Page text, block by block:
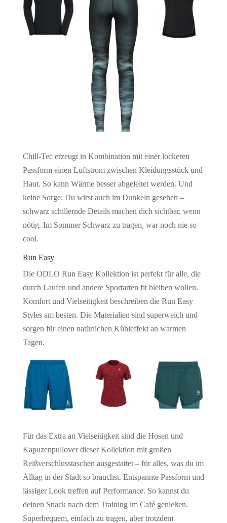
Chill-Tec erzeugt in Kombination mit einer lockeren
Passform einen Luftstrom zwischen Kleidungsstück und
Haut. So kann Wärme besser abgeleitet werden. Und
keine Sorge: Du wirst auch im Dunkeln gesehen –
schwarz schillernde Details machen dich sichtbar, wenn
nötig. Im Sommer Schwarz zu tragen, war noch nie so
cool.
Run Easy
Die ODLO Run Easy Kollektion ist perfekt für alle, die
durch Laufen und andere Sportarten fit bleiben wollen.
Komfort und Vielseitigkeit beschreiben die Run Easy
Styles am besten. Die Materialien sind superweich und
sorgen für einen natürlichen Kühleffekt an warmen
Tagen.
Für das Extra an Vielseitigkeit sind die Hosen und
Kapuzenpullover dieser Kollektion mit großen
Reißverschlusstaschen ausgestattet – für alles, was du im
Alltag in der Stadt so brauchst. Entspannte Passform und
lässiger Look treffen auf Performance. So kannst du
deinen Snack nach dem Training im Café genießen.
Superbequem, einfach zu tragen, aber trotzdem